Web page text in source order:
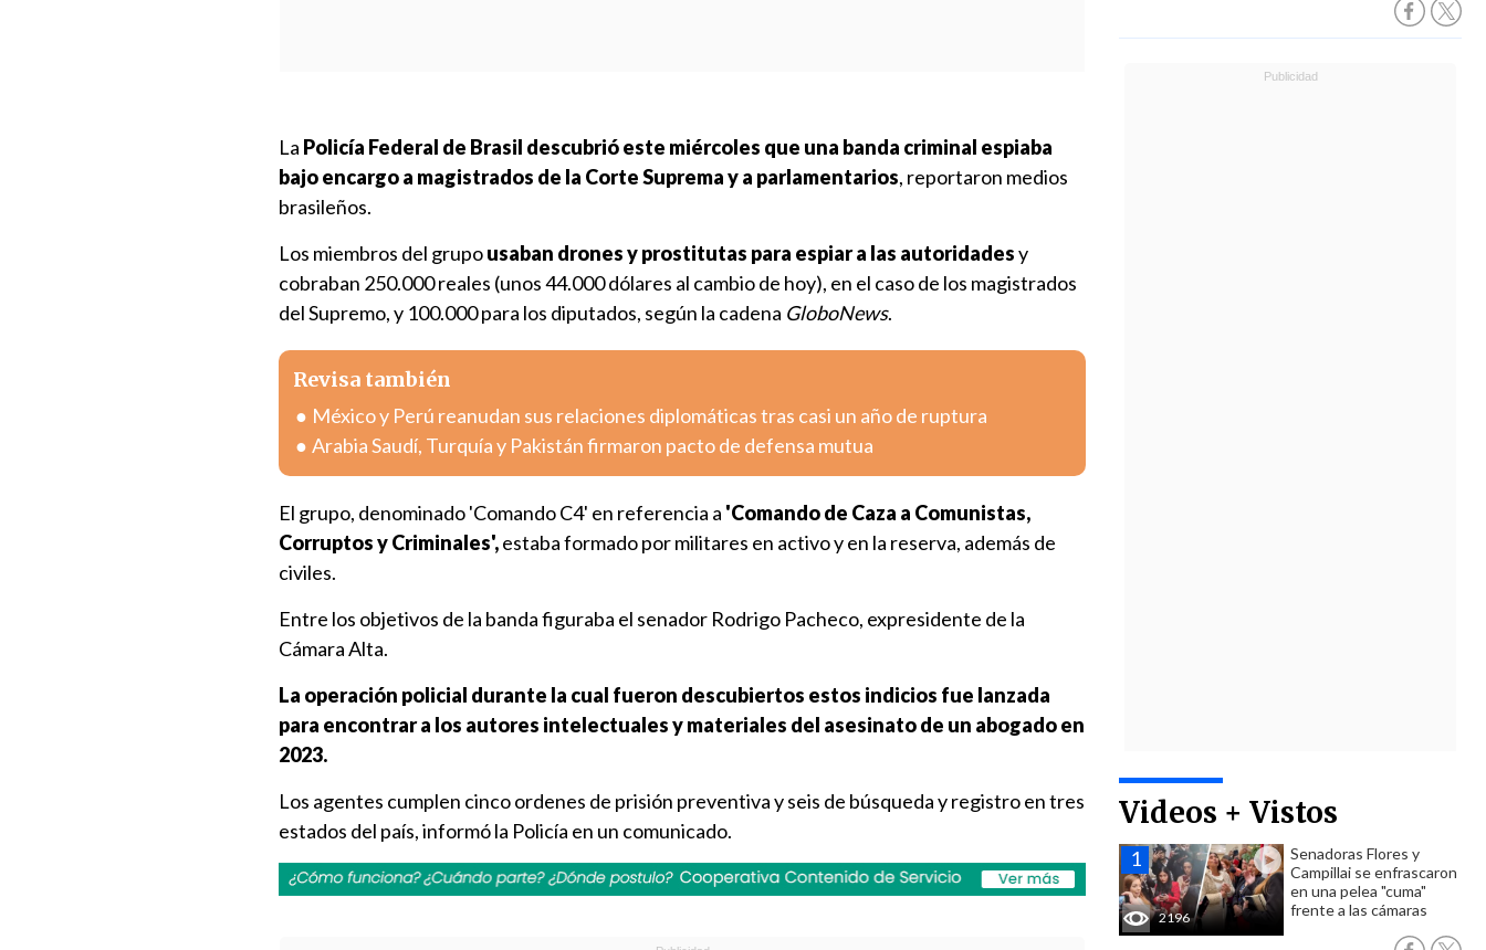
Videos + Vistos
2196
Senadoras Flores y
Campillai se enfrascaron
en una pelea "cuma"
frente a las cámaras
La Policía Federal de Brasil descubrió este miércoles que una banda criminal espiaba
bajo encargo a magistrados de la Corte Suprema y a parlamentarios, reportaron medios
brasileños.
Los miembros del grupousaban drones y prostitutas para espiar a las autoridadesy
cobraban 250.000 reales (unos 44.000 dólares al cambio de hoy), en el caso de los magistrados
del Supremo, y 100.000 para los diputados, según la cadena GloboNews.
Revisa también
México y Perú reanudan sus relaciones diplomáticas tras casi un año de ruptura
Arabia Saudí, Turquía y Pakistán firmaron pacto de defensa mutua
El grupo, denominado 'Comando C4' en referencia a 'Comando de Caza a Comunistas,
Corruptos y Criminales',estaba formado por militares en activo y en la reserva, además de
civiles.
Entre los objetivos de la banda figuraba el senador Rodrigo Pacheco, expresidente de la
Cámara Alta.
La operación policial durante la cual fueron descubiertos estos indicios fue lanzada
para encontrar a los autores intelectuales y materiales del asesinato de un abogado en
2023.
Los agentes cumplen cinco ordenes de prisión preventiva y seis de búsqueda y registro en tres
estados del país, informó la Policía en un comunicado.